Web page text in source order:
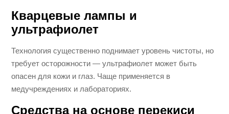
Кварцевые лампы и
ультрафиолет
Технология существенно поднимает уровень чистоты, но
требует осторожности — ультрафиолет может быть
опасен для кожи и глаз. Чаще применяется в
медучреждениях и лабораториях.
Средства на основе перекиси